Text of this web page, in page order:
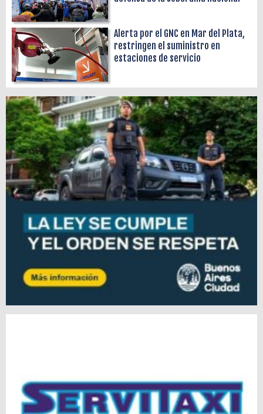
Alerta por el GNC en Mar del Plata,
restringen el suministro en
estaciones de servicio